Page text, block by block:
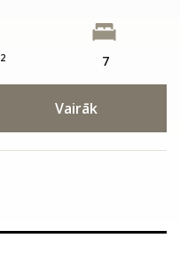
2 7
Vairāk